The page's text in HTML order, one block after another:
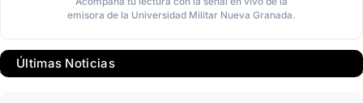
emisora de la Universidad Militar Nueva Granada.
Últimas Noticias